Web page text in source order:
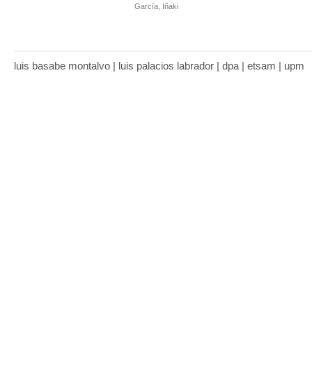
García, Iñaki
luis basabe montalvo | luis palacios labrador | dpa | etsam | upm